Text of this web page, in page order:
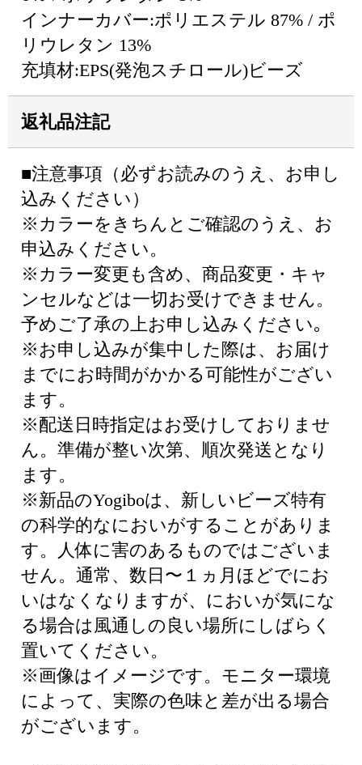
インナーカバー:ポリエステル 87% / ポ
リウレタン 13%
充填材:EPS(発泡スチロール)ビーズ
返礼品注記
■注意事項（必ずお読みのうえ、お申し
込みください）
※カラーをきちんとご確認のうえ、お
申込みください。
※カラー変更も含め、商品変更・キャ
ンセルなどは一切お受けできません。
予めご了承の上お申し込みください｡
※お申し込みが集中した際は、お届け
までにお時間がかかる可能性がござい
ます。
※配送日時指定はお受けしておりませ
ん。準備が整い次第、順次発送となり
ます。
※新品のYogiboは、新しいビーズ特有
の科学的なにおいがすることがありま
す。人体に害のあるものではございま
せん。通常、数日〜１ヵ月ほどでにお
いはなくなりますが、においが気にな
る場合は風通しの良い場所にしばらく
置いてください。
※画像はイメージです。モニター環境
によって、実際の色味と差が出る場合
がございます。